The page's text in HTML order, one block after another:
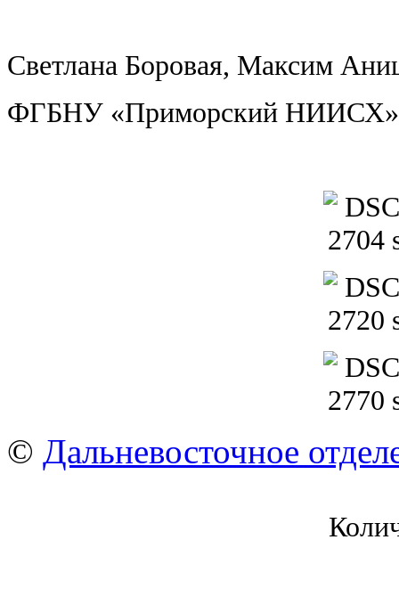
Светлана Боровая, Максим
ФГБНУ «Приморский НИИСХ»,
© Дальневосточное